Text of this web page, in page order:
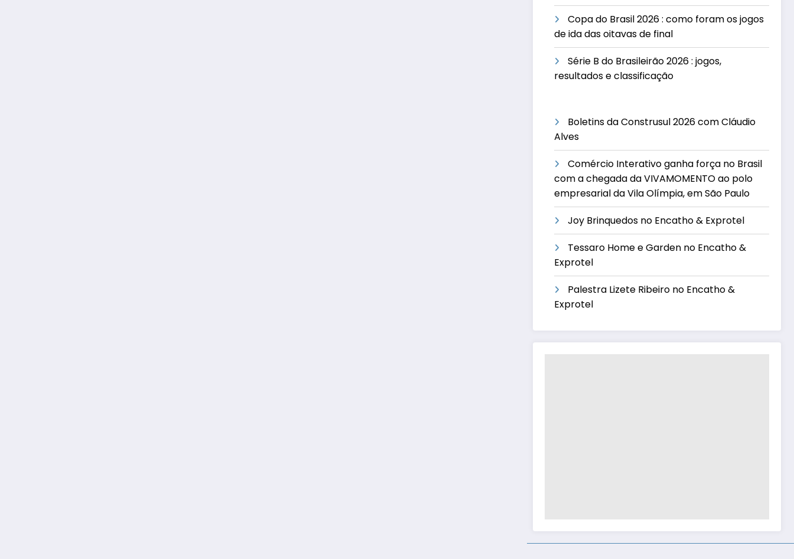
Copa do Brasil 2026 : como foram os jogos
de ida das oitavas de final
Série B do Brasileirão 2026 : jogos,
resultados e classificação
Boletins da Construsul 2026 com Cláudio
Alves
Comércio Interativo ganha força no Brasil
com a chegada da VIVAMOMENTO ao polo
empresarial da Vila Olímpia, em São Paulo
Joy Brinquedos no Encatho & Exprotel
Tessaro Home e Garden no Encatho &
Exprotel
Palestra Lizete Ribeiro no Encatho &
Exprotel